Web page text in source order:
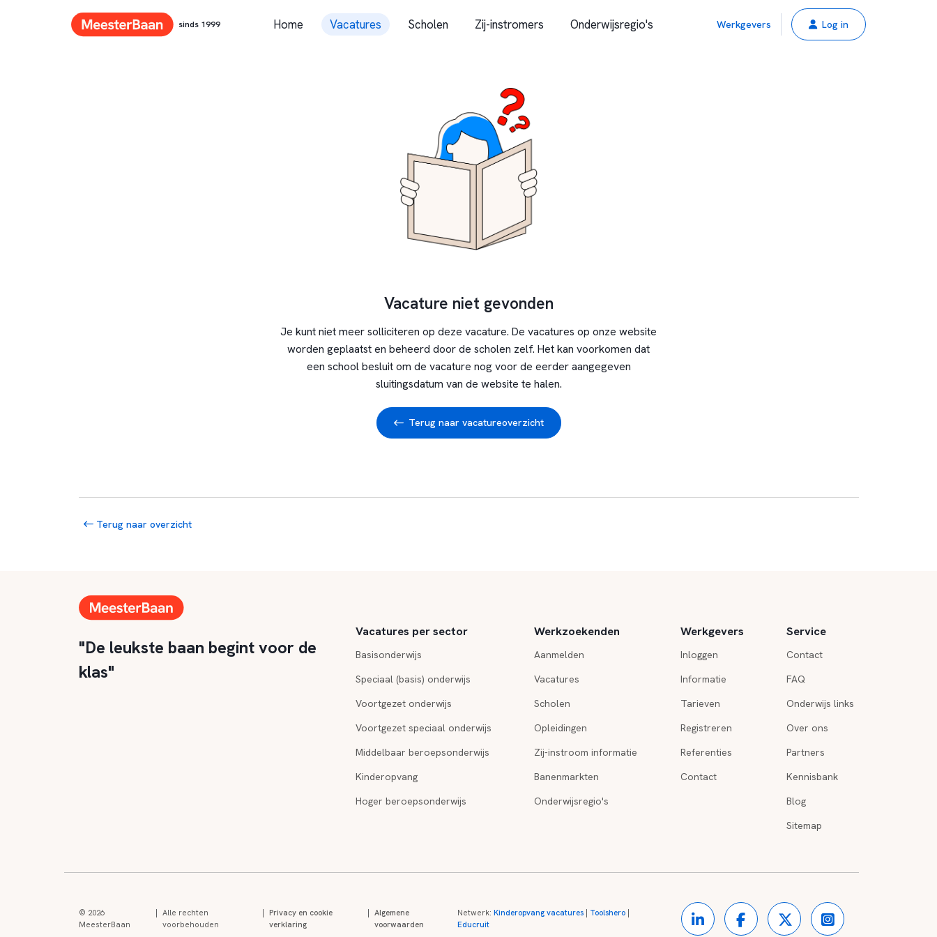
sinds 1999 Home Vacatures Scholen Zij-instromers Onderwijsregio's Werkgevers Log in
Vacature niet gevonden
Je kunt niet meer solliciteren op deze vacature. De vacatures op onze website
worden geplaatst en beheerd door de scholen zelf. Het kan voorkomen dat
een school besluit om de vacature nog voor de eerder aangegeven
sluitingsdatum van de website te halen.
Terug naar vacatureoverzicht
Terug naar overzicht
"De leukste baan begint voor de
klas"
Vacatures per sector
Basisonderwijs
Speciaal (basis) onderwijs
Voortgezet onderwijs
Voortgezet speciaal onderwijs
Middelbaar beroepsonderwijs
Kinderopvang
Hoger beroepsonderwijs
Werkzoekenden
Aanmelden
Vacatures
Scholen
Opleidingen
Zij-instroom informatie
Banenmarkten
Onderwijsregio's
Werkgevers
Inloggen
Informatie
Tarieven
Registreren
Referenties
Contact
Service
Contact
FAQ
Onderwijs links
Over ons
Partners
Kennisbank
Blog
Sitemap
© 2026
MeesterBaan
Alle rechten
voorbehouden
Privacy en cookie
verklaring
Algemene
voorwaarden
Netwerk: Kinderopvang vacatures| Toolshero|
Educruit